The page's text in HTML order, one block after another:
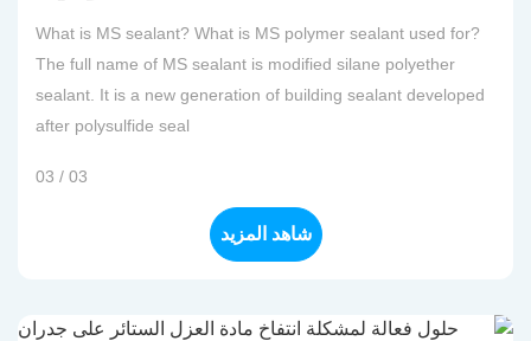
What is MS sealant? What is MS polymer sealant used for?
The full name of MS sealant is modified silane polyether
sealant. It is a new generation of building sealant developed
after polysulfide seal
03 / 03
شاهد المزيد